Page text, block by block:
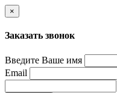
×
Заказать звонок
Введите Ваше имя
Email